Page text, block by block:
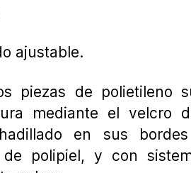
ajustable.
piezas de polietileno
mediante el velcro
en sus
de polipiel, y con